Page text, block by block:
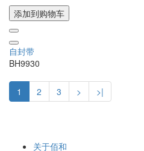
添加到购物车
自封带
BH9930
1 2 3 > >|
关于佰和